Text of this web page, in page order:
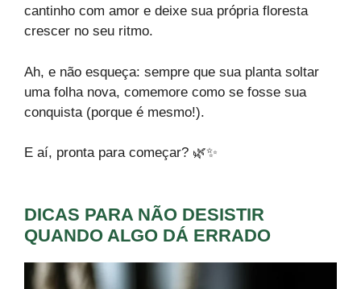
cantinho com amor e deixe sua própria floresta
crescer no seu ritmo.
Ah, e não esqueça: sempre que sua planta soltar
uma folha nova, comemore como se fosse sua
conquista (porque é mesmo!).
E aí, pronta para começar? 🌿✨
DICAS PARA NÃO DESISTIR
QUANDO ALGO DÁ ERRADO